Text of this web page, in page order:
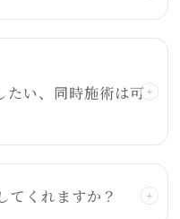
たい、同時施術は可
てくれますか？